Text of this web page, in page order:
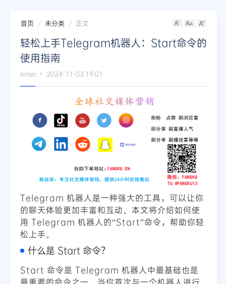
首页 未分类 正文
轻松上手Telegram机器人：Start命令的
使用指南
emer 2024-11-03 19:01
Telegram 机器人是一种强大的工具，可以让你
的聊天体验更加丰富和互动。本文将介绍如何使
用 Telegram 机器人的“Start”命令，帮助你轻
松上手。
什么是 Start 命令？
Start 命令是 Telegram 机器人中最基础也是
最重要的命令之一。当你首次与一个机器人进行